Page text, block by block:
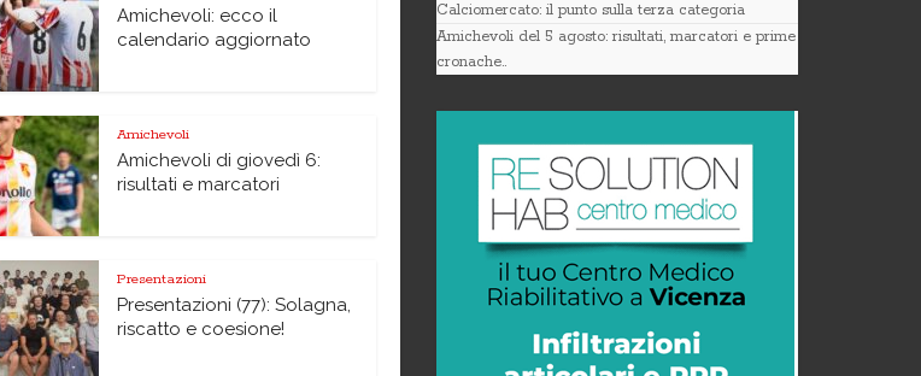
Amichevoli: ecco il
calendario aggiornato
Amichevoli
Amichevoli di giovedì 6:
risultati e marcatori
Presentazioni
Presentazioni (77): Solagna,
riscatto e coesione!
Calciomercato: il punto sulla terza categoria
Amichevoli del 5 agosto: risultati, marcatori e prime
cronache..